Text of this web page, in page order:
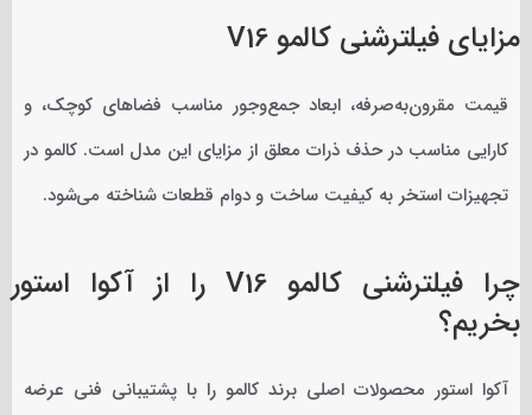
مزایای فیلترشنی کالمو V16
قیمت مقرون‌به‌صرفه، ابعاد جمع‌وجور مناسب فضاهای کوچک، و
کارایی مناسب در حذف ذرات معلق از مزایای این مدل است. کالمو در
تجهیزات استخر به کیفیت ساخت و دوام قطعات شناخته می‌شود.
چرا فیلترشنی کالمو V16 را از آکوا استور
بخریم؟
آکوا استور محصولات اصلی برند کالمو را با پشتیبانی فنی عرضه